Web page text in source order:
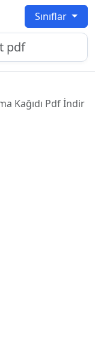
Sınıflar
Kağıdı Pdf İndir